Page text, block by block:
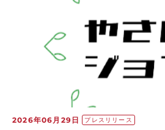
2026年06月29日 プレスリリース